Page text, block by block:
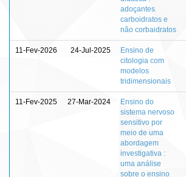
adoçantes
carboidratos e
não corbaidratos
11-Fev-2026 24-Jul-2025
Ensino de
citologia com
modelos
tridimensionais
11-Fev-2025 27-Mar-2024
Ensino do
sistema nervoso
sensitivo por
meio de uma
abordagem
investigativa :
uma análise
sobre o ensino